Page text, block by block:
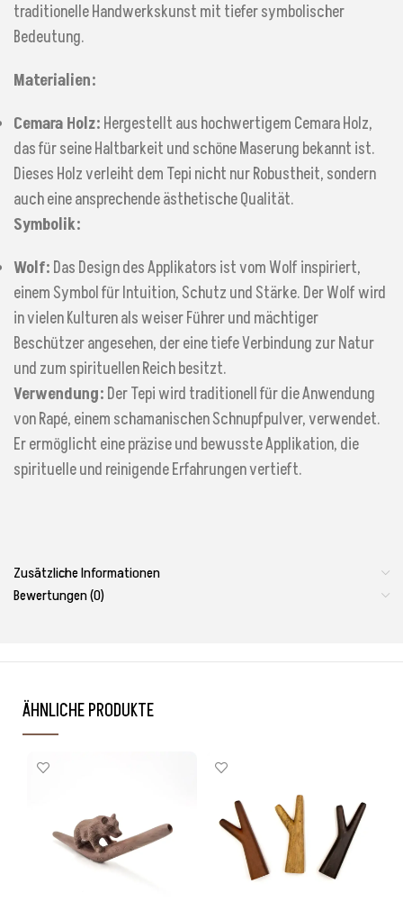
traditionelle Handwerkskunst mit tiefer symbolischer
Bedeutung.
Materialien:
Cemara Holz: Hergestellt aus hochwertigem Cemara Holz,
das für seine Haltbarkeit und schöne Maserung bekannt ist.
Dieses Holz verleiht dem Tepi nicht nur Robustheit, sondern
auch eine ansprechende ästhetische Qualität.
Symbolik:
Wolf: Das Design des Applikators ist vom Wolf inspiriert,
einem Symbol für Intuition, Schutz und Stärke. Der Wolf wird
in vielen Kulturen als weiser Führer und mächtiger
Beschützer angesehen, der eine tiefe Verbindung zur Natur
und zum spirituellen Reich besitzt.
Verwendung: Der Tepi wird traditionell für die Anwendung
von Rapé, einem schamanischen Schnupfpulver, verwendet.
Er ermöglicht eine präzise und bewusste Applikation, die
spirituelle und reinigende Erfahrungen vertieft.
Zusätzliche Informationen
Bewertungen (0)
ÄHNLICHE PRODUKTE